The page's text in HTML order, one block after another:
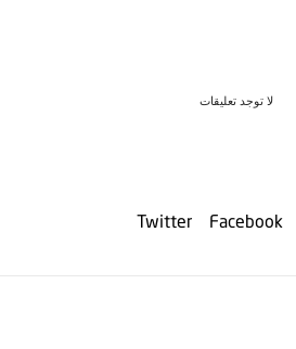
لا توجد تعليقات
Facebook
Twitter